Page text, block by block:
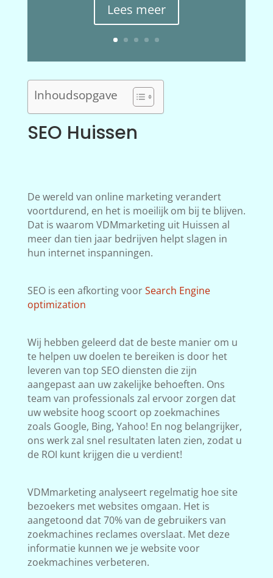
Lees meer
Inhoudsopgave
SEO Huissen
De wereld van online marketing verandert
voortdurend, en het is moeilijk om bij te blijven.
Dat is waarom VDMmarketing uit Huissen al
meer dan tien jaar bedrijven helpt slagen in
hun internet inspanningen.
SEO is een afkorting voorSearch Engine
optimization
Wij hebben geleerd dat de beste manier om u
te helpen uw doelen te bereiken is door het
leveren van top SEO diensten die zijn
aangepast aan uw zakelijke behoeften. Ons
team van professionals zal ervoor zorgen dat
uw website hoog scoort op zoekmachines
zoals Google, Bing, Yahoo! En nog belangrijker,
ons werk zal snel resultaten laten zien, zodat u
de ROI kunt krijgen die u verdient!
VDMmarketing analyseert regelmatig hoe site
bezoekers met websites omgaan. Het is
aangetoond dat 70% van de gebruikers van
zoekmachines reclames overslaat. Met deze
informatie kunnen we je website voor
zoekmachines verbeteren.